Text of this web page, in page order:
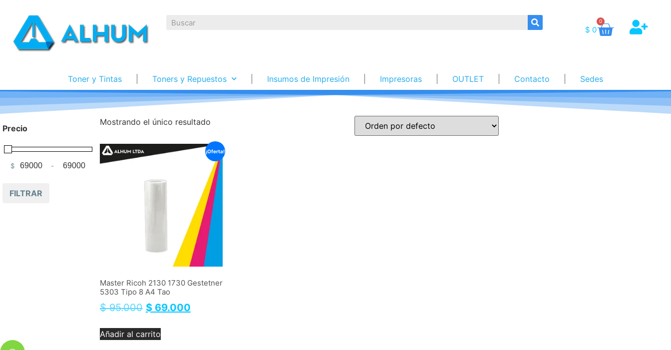
$ 0
0
Toner y Tintas Toners y Repuestos Insumos de Impresión Impresoras OUTLET Contacto Sedes
Precio
$ Minimum Price
-Maximum Price
FILTRAR
Mostrando el único resultado
¡Oferta!
Master Ricoh 2130 1730 Gestetner
5303 Tipo 8 A4 Tao
$95.000 $69.000
Añadir al carrito